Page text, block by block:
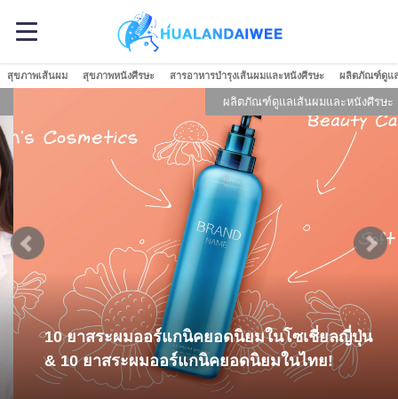
สุขภาพเส้นผม สุขภาพหนังศีรษะ สารอาหารบำรุงเส้นผมและหนังศีรษะ ผลิตภัณฑ์ดูแล
ผลิตภัณฑ์ดูแลเส้นผมและหนังศีรษะ
10 ยาสระผมออร์แกนิคยอดนิยมในโซเชี่ยลญี่ปุ่น
& 10 ยาสระผมออร์แกนิคยอดนิยมในไทย!